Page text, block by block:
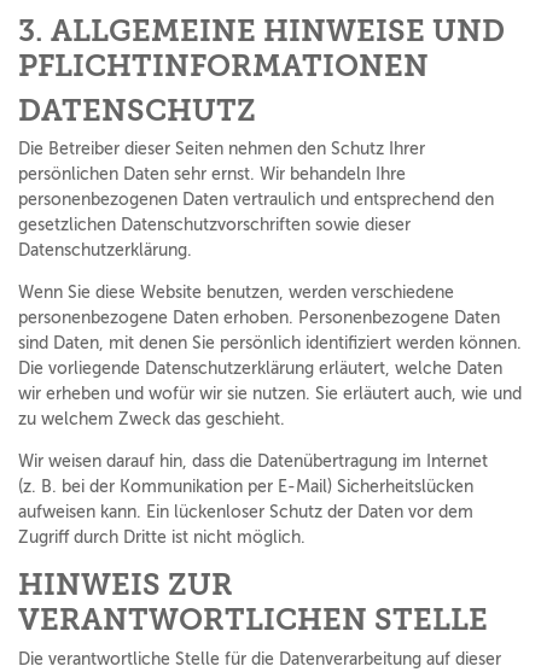
3. ALLGEMEINE HINWEISE UND
PFLICHT­INFORMATIONEN
DATENSCHUTZ
Die Betreiber dieser Seiten nehmen den Schutz Ihrer
persönlichen Daten sehr ernst. Wir behandeln Ihre
personenbezogenen Daten vertraulich und entsprechend den
gesetzlichen Datenschutzvorschriften sowie dieser
Datenschutzerklärung.
Wenn Sie diese Website benutzen, werden verschiedene
personenbezogene Daten erhoben. Personenbezogene Daten
sind Daten, mit denen Sie persönlich identifiziert werden können.
Die vorliegende Datenschutzerklärung erläutert, welche Daten
wir erheben und wofür wir sie nutzen. Sie erläutert auch, wie und
zu welchem Zweck das geschieht.
Wir weisen darauf hin, dass die Datenübertragung im Internet
(z. B. bei der Kommunikation per E-Mail) Sicherheitslücken
aufweisen kann. Ein lückenloser Schutz der Daten vor dem
Zugriff durch Dritte ist nicht möglich.
HINWEIS ZUR
VERANTWORTLICHEN STELLE
Die verantwortliche Stelle für die Datenverarbeitung auf dieser